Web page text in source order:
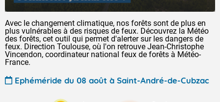
Avec le changement climatique, nos forêts sont de plus en
plus vulnérables à des risques de feux. Découvrez la Météo
des forêts, cet outil qui permet d'alerter sur les dangers de
feux. Direction Toulouse, où l'on retrouve Jean-Christophe
Vincendon, coordinateur national feux de forêts à Météo-
France.
Ephéméride du 08 août à Saint-André-de-Cubzac